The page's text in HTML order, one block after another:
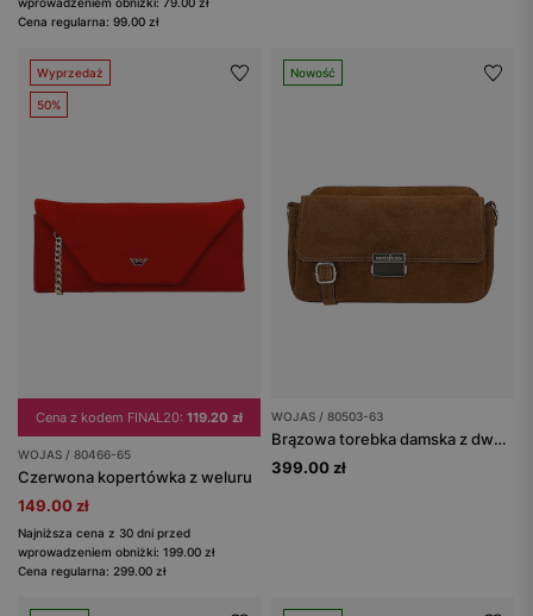
Cena regularna: 99.00 zł
Wyprzedaż
50%
Cena z kodem FINAL20: 119.20 zł
WOJAS / 80466-65
Czerwona kopertówka z weluru
149.00 zł
Najniższa cena z 30 dni przed
wprowadzeniem obniżki: 199.00 zł
Cena regularna: 299.00 zł
Nowość
WOJAS / 80503-63
Brązowa torebka damska z dwoiny
399.00 zł